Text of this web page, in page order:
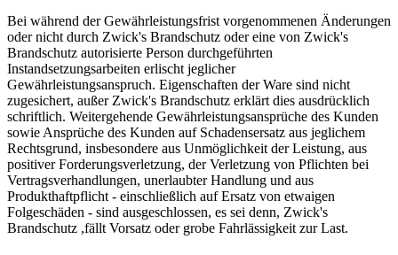
Bei während der Gewährleistungsfrist vorgenommenen Änderungen
oder nicht durch Zwick's Brandschutz oder eine von Zwick's
Brandschutz autorisierte Person durchgeführten
Instandsetzungsarbeiten erlischt jeglicher
Gewährleistungsanspruch. Eigenschaften der Ware sind nicht
zugesichert, außer Zwick's Brandschutz erklärt dies ausdrücklich
schriftlich. Weitergehende Gewährleistungsansprüche des Kunden
sowie Ansprüche des Kunden auf Schadensersatz aus jeglichem
Rechtsgrund, insbesondere aus Unmöglichkeit der Leistung, aus
positiver Forderungsverletzung, der Verletzung von Pflichten bei
Vertragsverhandlungen, unerlaubter Handlung und aus
Produkthaftpflicht - einschließlich auf Ersatz von etwaigen
Folgeschäden - sind ausgeschlossen, es sei denn, Zwick's
Brandschutz ,fällt Vorsatz oder grobe Fahrlässigkeit zur Last.